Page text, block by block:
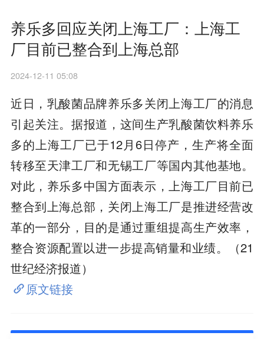
养乐多回应关闭上海工厂：上海工
厂目前已整合到上海总部
2024-12-11 05:08
近日，乳酸菌品牌养乐多关闭上海工厂的消息
引起关注。据报道，这间生产乳酸菌饮料养乐
多的上海工厂已于12月6日停产，生产将全面
转移至天津工厂和无锡工厂等国内其他基地。
对此，养乐多中国方面表示，上海工厂目前已
整合到上海总部，关闭上海工厂是推进经营改
革的一部分，目的是通过重组提高生产效率，
整合资源配置以进一步提高销量和业绩。（21
世纪经济报道）
原文链接